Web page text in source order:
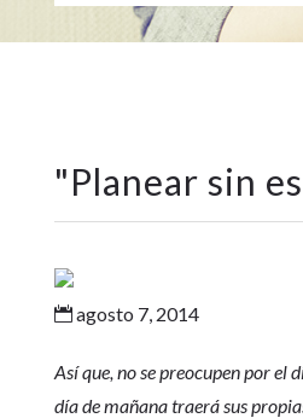
"Planear sin
agosto 7, 2014
Así que, no se preocupen por el
día de mañana traerá sus